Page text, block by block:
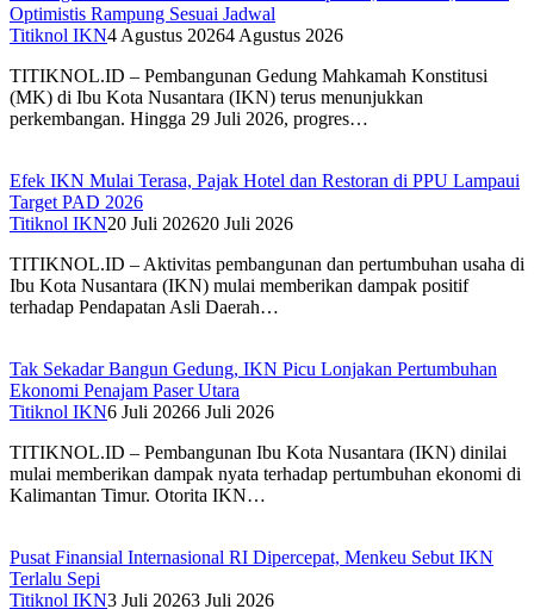
Optimistis Rampung Sesuai Jadwal
Titiknol IKN4 Agustus 20264 Agustus 2026
TITIKNOL.ID – Pembangunan Gedung Mahkamah Konstitusi
(MK) di Ibu Kota Nusantara (IKN) terus menunjukkan
perkembangan. Hingga 29 Juli 2026, progres…
Efek IKN Mulai Terasa, Pajak Hotel dan Restoran di PPU Lampaui
Target PAD 2026‎
Titiknol IKN20 Juli 202620 Juli 2026
TITIKNOL.ID – Aktivitas pembangunan dan pertumbuhan usaha di
Ibu Kota Nusantara (IKN) mulai memberikan dampak positif
terhadap Pendapatan Asli Daerah…
Tak Sekadar Bangun Gedung, IKN Picu Lonjakan Pertumbuhan
Ekonomi Penajam Paser Utara
Titiknol IKN6 Juli 20266 Juli 2026
TITIKNOL.ID – Pembangunan Ibu Kota Nusantara (IKN) dinilai
mulai memberikan dampak nyata terhadap pertumbuhan ekonomi di
Kalimantan Timur. Otorita IKN…
Pusat Finansial Internasional RI Dipercepat, Menkeu Sebut IKN
Terlalu Sepi
Titiknol IKN3 Juli 20263 Juli 2026